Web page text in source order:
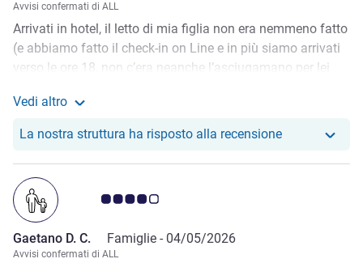
Avvisi confermati di ALL
Arrivati in hotel, il letto di mia figlia non era nemmeno fatto
(e abbiamo fatto il check-in on Line e in più siamo arrivati
verso le ore 18, non c’era neanche l’asciugamano per lei
non avevano cuscini a sufficienza da mettere nel letto della
bambina, dopo un mio “lamento” hanno messo. La
colazione varia e molto buona., quindi parte buon! Da
migliorare il riassetto della camera: letti non fatti bene e
mancanza di carta igienica. insomma… per essere un 4* mi
aspettavo di più..
Vedi altro
La nostra struttura ha risposto alla recensioneIl nostro hotel
Giudizio clienti 4.0/5
Gaetano D. C. Famiglie - 04/05/2026
Avvisi confermati di ALL